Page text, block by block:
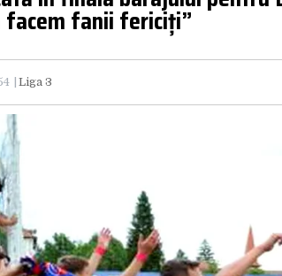
facem fanii fericiți”
Liga 3